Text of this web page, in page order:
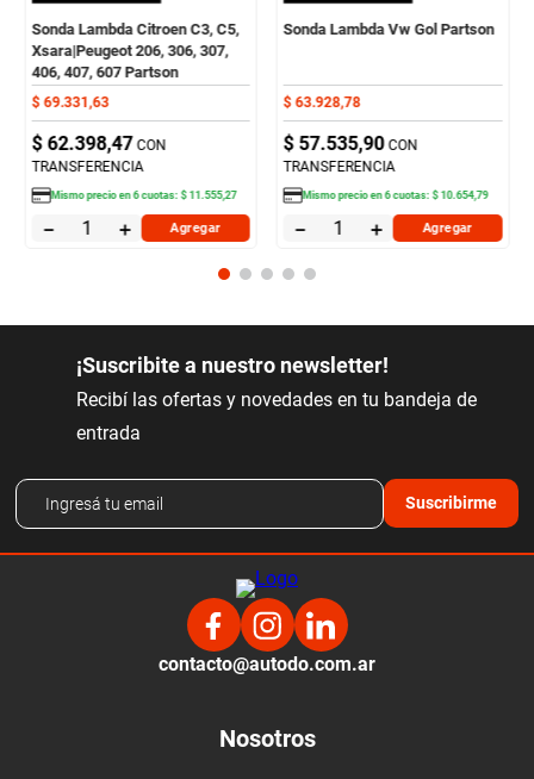
Sonda Lambda Citroen C3, C5,
Xsara|Peugeot 206, 306, 307,
406, 407, 607 Partson
$ 69.331 ,63
$ 62.398,47 CON
TRANSFERENCIA
Mismo precio en6cuotas:$ 11.555,27
＋
－ Agregar
Sonda Lambda Vw Gol Partson
$ 63.928,78
$ 57.535,90 CON
TRANSFERENCIA
Mismo precio en6cuotas:$ 10.654,79
＋
－ Agregar
¡Suscribite a nuestro newsletter!
Recibí las ofertas y novedades en tu bandeja de
entrada
Suscribirme
contacto@autodo.com.ar
Nosotros